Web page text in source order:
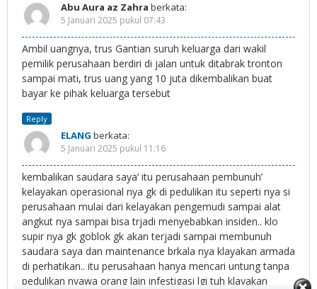
Abu Aura az Zahra berkata:
5 Januari 2025 pukul 07:43
Ambil uangnya, trus Gantian suruh keluarga dari wakil
pemilik perusahaan berdiri di jalan untuk ditabrak tronton
sampai mati, trus uang yang 10 juta dikembalikan buat
bayar ke pihak keluarga tersebut
Reply
ELANG berkata:
5 Januari 2025 pukul 11:16
kembalikan saudara saya’ itu perusahaan pembunuh’
kelayakan operasional nya gk di pedulikan itu seperti nya si
perusahaan mulai dari kelayakan pengemudi sampai alat
angkut nya sampai bisa trjadi menyebabkan insiden.. klo
supir nya gk goblok gk akan terjadi sampai membunuh
saudara saya dan maintenance brkala nya klayakan armada
di perhatikan.. itu perusahaan hanya mencari untung tanpa
pedulikan nyawa orang lain infestigasi lgi tuh klayakan